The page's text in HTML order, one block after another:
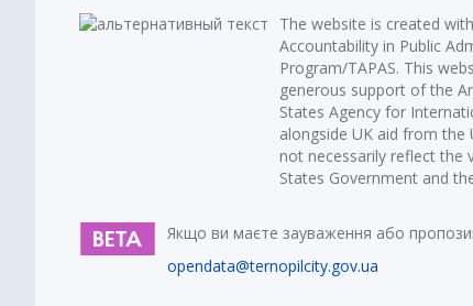
The website is created
Accountability in Public
Program/TAPAS. This
generous support of the
States Agency for
alongside UK aid from
not necessarily reflect the
States Government and
Якщо ви маєте зауваження або
opendata@ternopilcity.gov.ua